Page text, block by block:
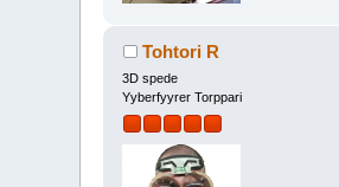
Tohtori R
3D spede
Yyberfyyrer Torppari